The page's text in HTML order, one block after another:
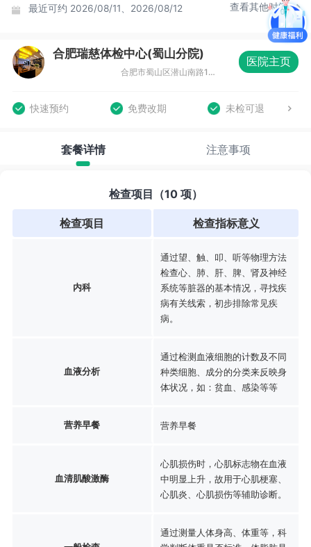
最近可约 2026/08/11、2026/08/12 查看其他时间
合肥瑞慈体检中心(蜀山分院)
合肥市蜀山区潜山南路188号蔚蓝商务港城市广场F座3-4层
医院主页
快速预约 免费改期 未检可退
套餐详情 注意事项
检查项目（10 项）
检查项目 检查指标意义
内科
通过望、触、叩、听等物理方法
检查心、肺、肝、脾、肾及神经
系统等脏器的基本情况，寻找疾
病有关线索，初步排除常见疾
病。
血液分析
通过检测血液细胞的计数及不同
种类细胞、成分的分类来反映身
体状况，如：贫血、感染等等
营养早餐 营养早餐
血清肌酸激酶
心肌损伤时，心肌标志物在血液
中明显上升，故用于心肌梗塞、
心肌炎、心肌损伤等辅助诊断。
通过测量人体身高、体重等，科